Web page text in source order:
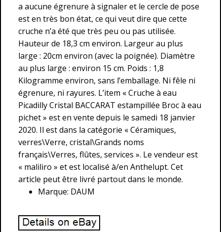
a aucune égrenure à signaler et le cercle de pose
est en très bon état, ce qui veut dire que cette
cruche n’a été que très peu ou pas utilisée.
Hauteur de 18,3 cm environ. Largeur au plus
large : 20cm environ (avec la poignée). Diamètre
au plus large : environ 15 cm. Poids : 1,8
Kilogramme environ, sans l’emballage. Ni fêle ni
égrenure, ni rayures. L’item « Cruche à eau
Picadilly Cristal BACCARAT estampillée Broc à eau
pichet » est en vente depuis le samedi 18 janvier
2020. Il est dans la catégorie « Céramiques,
verres\Verre, cristal\Grands noms
français\Verres, flûtes, services ». Le vendeur est
« maliliro » et est localisé à/en Anthelupt. Cet
article peut être livré partout dans le monde.
Marque: DAUM